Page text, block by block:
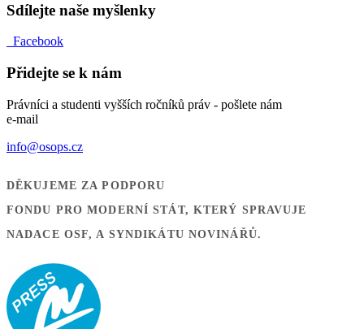
Sdílejte naše myšlenky
Facebook
Přidejte se k nám
Právníci a studenti vyšších ročníků práv - pošlete nám
e-mail
info@osops.cz
DĚKUJEME ZA PODPORU
FONDU PRO MODERNÍ STÁT, KTERÝ SPRAVUJE
NADACE OSF, A SYNDIKÁTU NOVINÁŘŮ.